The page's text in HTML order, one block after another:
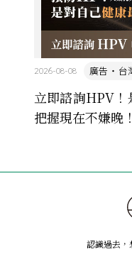
立即諮詢HPV！
把握現在不嫌晚！
廣告・台
2026-08-08
認識過去，